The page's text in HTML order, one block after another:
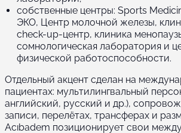
собственные центры: Sports
ЭКО, Центр молочной железы,
check-up-центр, клиника
сомнологическая лаборатория и
физической работоспособности.
Отдельный акцент сделан на
пациентах: мультилингвальный
английский, русский и др.),
записи, перелётах, трансферах и
Acıbadem позиционирует свои